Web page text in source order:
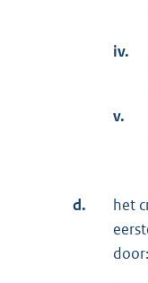
iv.
v.
d.
het
door: